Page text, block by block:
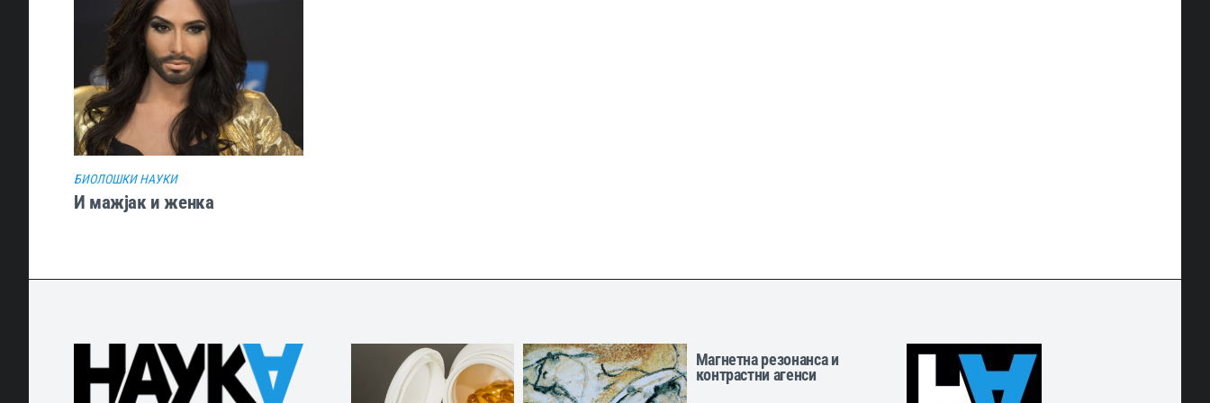
БИОЛОШКИ НАУКИ
И мажјак и женка
Магнетна резонанса и
контрастни агенси